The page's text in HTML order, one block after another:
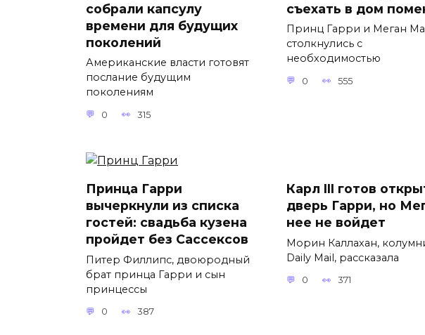
собрали капсулу
времени для будущих
поколений
Американские власти готовят
послание будущим
поколениям
0 315
съехать в дом
Принц Гарри и Меган
столкнулись с
необходимостью
0 555
Принца Гарри
вычеркнули из списка
гостей: свадьба кузена
пройдет без Сассексов
Питер Филлипс, двоюродный
брат принца Гарри и сын
принцессы
0 387
Карл III готов
дверь Гарри, но
нее не войдет
Морин Каллахан,
Daily Mail, рассказала
0 371